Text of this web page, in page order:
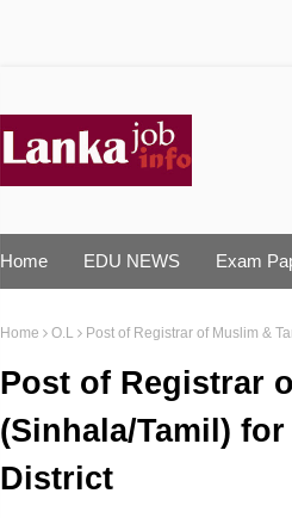
Home EDU NEWS Exam
Home O.L Post of Registrar of Muslim &
Post of Registrar
(Sinhala/Tamil)
District